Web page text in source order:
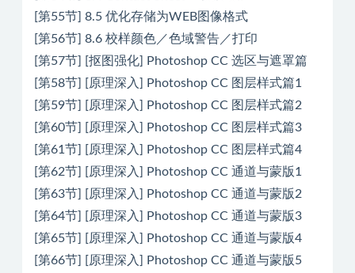
[第55节] 8.5 优化存储为WEB图像格式
[第56节] 8.6 校样颜色／色域警告／打印
[第57节] [抠图强化] Photoshop CC 选区与遮罩篇
[第58节] [原理深入] Photoshop CC 图层样式篇1
[第59节] [原理深入] Photoshop CC 图层样式篇2
[第60节] [原理深入] Photoshop CC 图层样式篇3
[第61节] [原理深入] Photoshop CC 图层样式篇4
[第62节] [原理深入] Photoshop CC 通道与蒙版1
[第63节] [原理深入] Photoshop CC 通道与蒙版2
[第64节] [原理深入] Photoshop CC 通道与蒙版3
[第65节] [原理深入] Photoshop CC 通道与蒙版4
[第66节] [原理深入] Photoshop CC 通道与蒙版5